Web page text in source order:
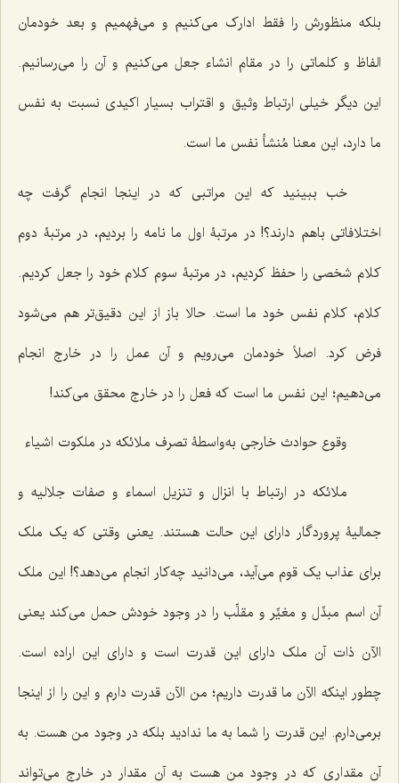
بلکه منظورش را فقط ادارک می‌کنیم و می‌فهمیم و بعد خودمان
الفاظ و کلماتی را در مقام انشاء جعل می‌کنیم و آن را می‌رسانیم.
این دیگر خیلی ارتباط وثیق و اقتراب بسیار اکیدی نسبت به نفس
ما دارد، این معنا مُنشأ نفس ما است.
خب ببینید که این مراتبی که در اینجا انجام گرفت چه
اختلافاتی باهم دارند؟! در مرتبۀ اول ما نامه را بردیم، در مرتبۀ دوم
کلام شخصی را حفظ کردیم، در مرتبۀ سوم کلام خود را جعل کردیم.
کلام، کلام نفس خود ما است. حالا باز از این دقیق‌تر هم می‌شود
فرض کرد. اصلاً خودمان می‌رویم و آن عمل را در خارج انجام
می‌دهیم؛ این نفس ما است که فعل را در خارج محقق می‌کند!
وقوع حوادث خارجی به‌واسطۀ تصرف ملائکه در ملکوت اشیاء
ملائکه در ارتباط با انزال و تنزیل اسماء و صفات جلالیه و
جمالیۀ پروردگار دارای این حالت هستند. یعنی وقتی که یک ملک
برای عذاب یک قوم می‌آید، می‌دانید چه‌کار انجام می‌دهد؟! این ملک
آن اسم مبدِّل و مغیِّر و مقلِّب را در وجود خودش حمل می‌کند یعنی
الآن ذات آن ملک دارای این قدرت است و دارای این اراده است.
چطور اینکه الآن ما قدرت داریم؛ من الآن قدرت دارم و این را از اینجا
برمی‌دارم. این قدرت را شما به ما ندادید بلکه در وجود من هست. به
آن مقداری که در وجود من هست به آن مقدار در خارج می‌تواند